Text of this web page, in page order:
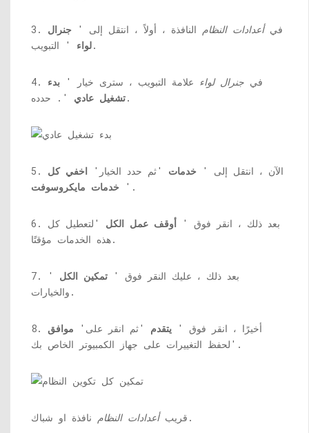
3. فيأعدادات النظام النافذة ، أولاً ، انتقل إلى ' جنرال
لواء' التبويب.
4. في جنرال لواء علامة التبويب ، سترى خيار ' بدء
تشغيل عادي'. حدده.
5. الآن ، انتقل إلى ' خدمات 'ثم حدد الخيار' اخفي كل
خدمات مايكروسوفت '.
6. بعد ذلك ، انقر فوق ' أوقف عمل الكل 'لتعطيل كل
هذه الخدمات مؤقتًا.
7. بعد ذلك ، عليك النقر فوق ' تمكين الكل '
والخيارات.
8. أخيرًا ، انقر فوق ' يتقدم 'ثم انقر على' موافق
'لحفظ التغييرات على جهاز الكمبيوتر الخاص بك.
قريبأعدادات النظام نافذة او شباك.